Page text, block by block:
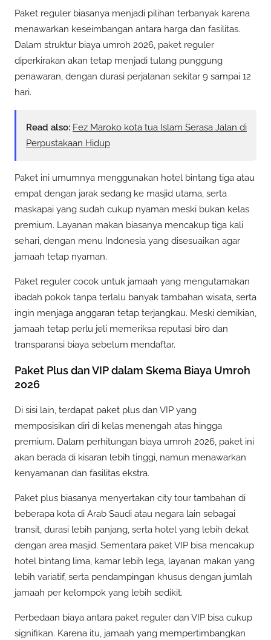
Paket reguler biasanya menjadi pilihan terbanyak karena
menawarkan keseimbangan antara harga dan fasilitas.
Dalam struktur biaya umroh 2026, paket reguler
diperkirakan akan tetap menjadi tulang punggung
penawaran, dengan durasi perjalanan sekitar 9 sampai 12
hari.
Read also: Fez Maroko kota tua Islam Serasa Jalan di
Perpustakaan Hidup
Paket ini umumnya menggunakan hotel bintang tiga atau
empat dengan jarak sedang ke masjid utama, serta
maskapai yang sudah cukup nyaman meski bukan kelas
premium. Layanan makan biasanya mencakup tiga kali
sehari, dengan menu Indonesia yang disesuaikan agar
jamaah tetap nyaman.
Paket reguler cocok untuk jamaah yang mengutamakan
ibadah pokok tanpa terlalu banyak tambahan wisata, serta
ingin menjaga anggaran tetap terjangkau. Meski demikian,
jamaah tetap perlu jeli memeriksa reputasi biro dan
transparansi biaya sebelum mendaftar.
Paket Plus dan VIP dalam Skema Biaya Umroh
2026
Di sisi lain, terdapat paket plus dan VIP yang
memposisikan diri di kelas menengah atas hingga
premium. Dalam perhitungan biaya umroh 2026, paket ini
akan berada di kisaran lebih tinggi, namun menawarkan
kenyamanan dan fasilitas ekstra.
Paket plus biasanya menyertakan city tour tambahan di
beberapa kota di Arab Saudi atau negara lain sebagai
transit, durasi lebih panjang, serta hotel yang lebih dekat
dengan area masjid. Sementara paket VIP bisa mencakup
hotel bintang lima, kamar lebih lega, layanan makan yang
lebih variatif, serta pendampingan khusus dengan jumlah
jamaah per kelompok yang lebih sedikit.
Perbedaan biaya antara paket reguler dan VIP bisa cukup
signifikan. Karena itu, jamaah yang mempertimbangkan